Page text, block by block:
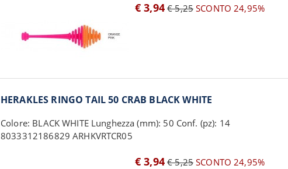
€ 3,94 € 5,25SCONTO 24,95%
HERAKLES RINGO TAIL 50 CRAB BLACK WHITE
Colore: BLACK WHITE Lunghezza (mm): 50 Conf. (pz): 14
8033312186829 ARHKVRTCR05
€ 3,94 € 5,25SCONTO 24,95%